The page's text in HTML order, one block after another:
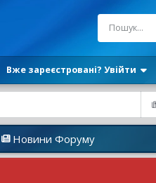
Вже зареєстровані? Увійти